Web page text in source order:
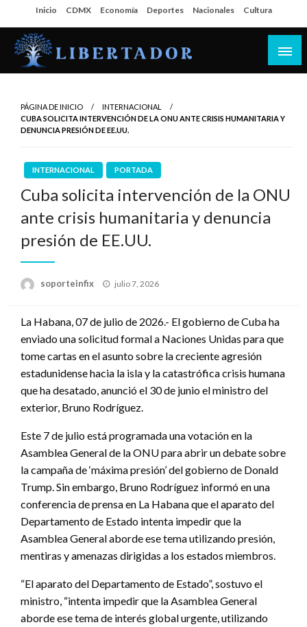
al
contenido
Inicio CDMX Economía Deportes Nacionales Cultura
PÁGINA DE INICIO
INTERNACIONAL
CUBA SOLICITA INTERVENCIÓN DE LA ONU ANTE CRISIS HUMANITARIA Y
DENUNCIA PRESIÓN DE EE.UU.
INTERNACIONAL PORTADA
Cuba solicita intervención de la ONU
ante crisis humanitaria y denuncia
presión de EE.UU.
soporteinfix
Publicado
julio 7, 2026
La Habana, 07 de julio de 2026.- El gobierno de Cuba ha
enviado una solicitud formal a Naciones Unidas para que
tome cartas en el asunto sobre la creciente agresión
estadunidense hacia la isla y la catastrófica crisis humana
que ha desatado, anunció el 30 de junio el ministro del
exterior, Bruno Rodríguez.
Este 7 de julio está programada una votación en la
Asamblea General de la ONU para abrir un debate sobre
la campaña de ‘máxima presión’ del gobierno de Donald
Trump. Sin embargo, Bruno Rodríguez informó en una
conferencia de prensa en La Habana que el aparato del
Departamento de Estado intenta impedir que la
Asamblea General aborde ese tema utilizando presión,
mentiras y amenazas dirigidas a los estados miembros.
“El aparato del Departamento de Estado”, sostuvo el
ministro, “intenta impedir que la Asamblea General
aborde ese tema de interés global urgente, utilizando